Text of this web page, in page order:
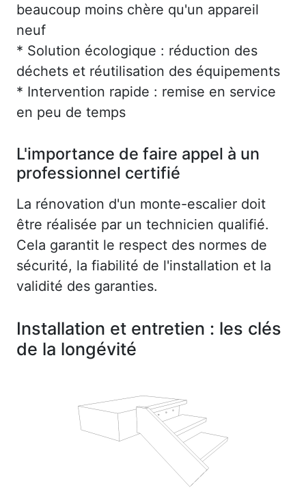
beaucoup moins chère qu'un appareil
neuf
* Solution écologique : réduction des
déchets et réutilisation des équipements
* Intervention rapide : remise en service
en peu de temps
L'importance de faire appel à un
professionnel certifié
La rénovation d'un monte-escalier doit
être réalisée par un technicien qualifié.
Cela garantit le respect des normes de
sécurité, la fiabilité de l'installation et la
validité des garanties.
Installation et entretien : les clés
de la longévité